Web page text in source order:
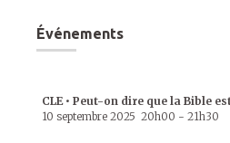
Événements
CLE • Peut-on dire que la Bible
10 septembre 2025 20h00 - 21h30